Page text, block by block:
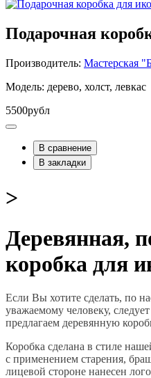
Подарочная
Производитель: Мастерская
Модель: дерево, холст, левкас
5500рубл
В сравнение
В закладки
>
Деревянная,
коробка для
Если Вы хотите сделать, по
уважаемому человеку,
предлагаем деревянную
Коробка сделана в стиле
с применением старения,
лицевой стороне нанесен